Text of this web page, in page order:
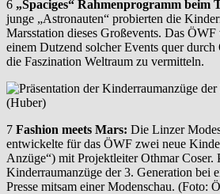
6 „Spaciges“ Rahmenprogramm beim
junge „Astronauten“ probierten die
Marsstation dieses Großevents. Das
einem Dutzend solcher Events quer
die Faszination Weltraum zu vermitteln.
7 Fashion meets Mars: Die Linzer
entwickelte für das ÖWF zwei neue
Anzüge“) mit Projektleiter Othmar Coser.
Kinderraumanzüge der 3. Generation bei
Presse mitsam einer Modenschau. (Foto: